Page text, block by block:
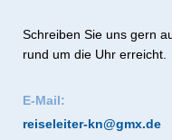
Schreiben Sie uns gern
rund um die Uhr erreicht.
E-Mail:
reiseleiter-kn@gmx.de